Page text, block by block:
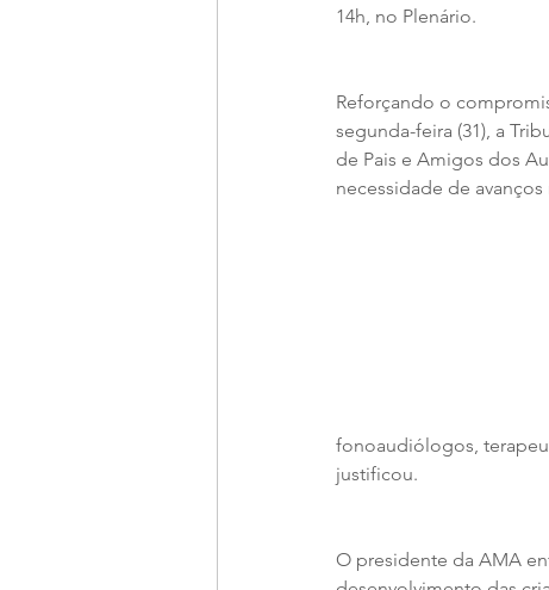
14h, no Plenário.
Reforçando o
segunda-feira (31), a
de Pais e Amigos dos
necessidade de avanços
fonoaudiólogos,
justificou.
O presidente da AMA